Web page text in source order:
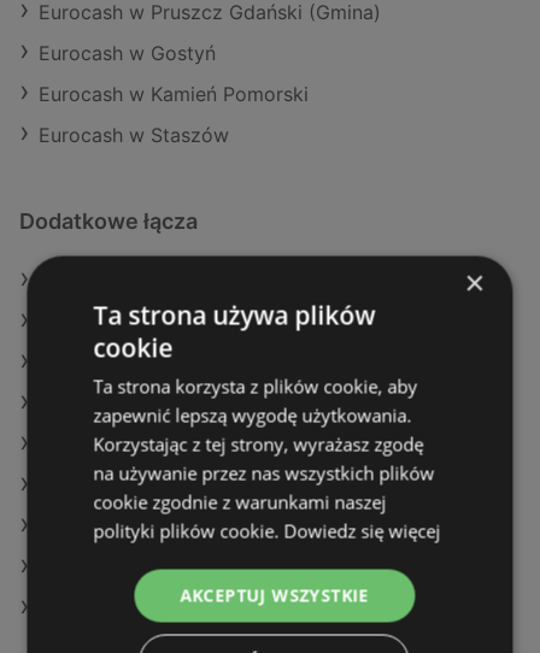
Eurocash w Pruszcz Gdański (Gmina)
Eurocash w Gostyń
Eurocash w Kamień Pomorski
Eurocash w Staszów
Dodatkowe łącza
Oferty E.Leclerc
Oferty Lidl
Aktualne gazetki Carrefour
Aktualne gazetki Action
Aktualne gazetki Netto
Aktualne gazetki Dino
Aktualne gazetki Kaufland
Sklepy Eurocash w Kamień Pomorski
×
Ta strona używa plików
cookie
Ta strona korzysta z plików cookie, aby
zapewnić lepszą wygodę użytkowania.
Korzystając z tej strony, wyrażasz zgodę
na używanie przez nas wszystkich plików
cookie zgodnie z warunkami naszej
polityki plików cookie. Dowiedz się więcej
AKCEPTUJ WSZYSTKIE